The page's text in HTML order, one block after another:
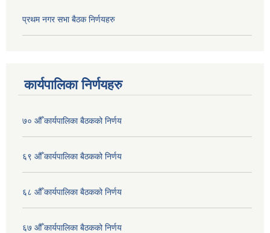
प्रथम नगर सभा बैठक निर्णयहरु
कार्यपालिका निर्णयहरु
७० औँ कार्यपालिका बैठकको निर्णय
६९ औँ कार्यपालिका बैठकको निर्णय
६८ औँ कार्यपालिका बैठकको निर्णय
६७ औँ कार्यपालिका बैठकको निर्णय